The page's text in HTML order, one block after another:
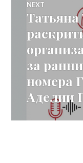
NEXT
Next
Татьяна
за
номера
Аделии